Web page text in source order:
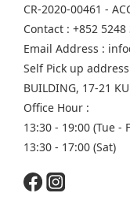
CR-2020-00461 -
Contact : +852 5248
Email Address :
Self Pick up address
BUILDING, 17-21
Office Hour :
13:30 - 19:00 (Tue -
13:30 - 17:00 (Sat)